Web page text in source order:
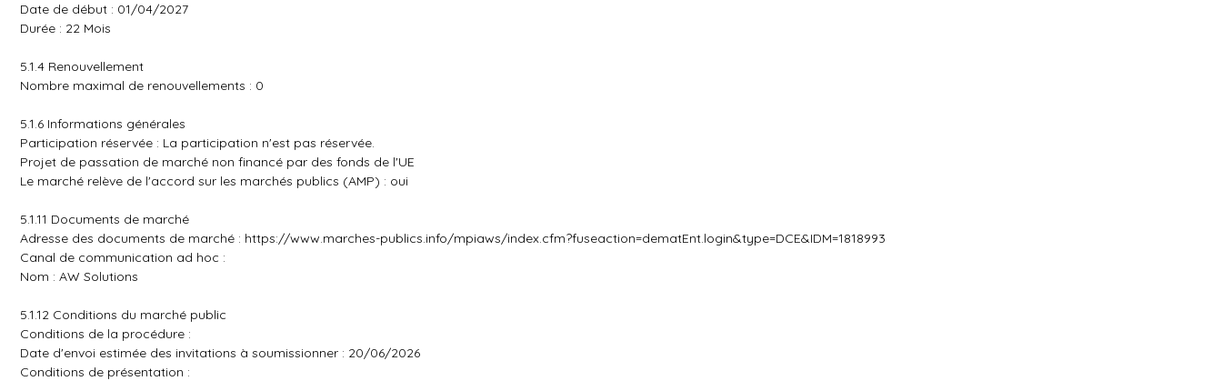
Date de début : 01/04/2027
Durée : 22 Mois
5.1.4 Renouvellement
Nombre maximal de renouvellements : 0
5.1.6 Informations générales
Participation réservée : La participation n'est pas réservée.
Projet de passation de marché non financé par des fonds de l'UE
Le marché relève de l'accord sur les marchés publics (AMP) : oui
5.1.11 Documents de marché
Adresse des documents de marché : https://www.marches-publics.info/mpiaws/index.cfm?fuseaction=dematEnt.login&type=DCE&IDM=1818993
Canal de communication ad hoc :
Nom : AW Solutions
5.1.12 Conditions du marché public
Conditions de la procédure :
Date d'envoi estimée des invitations à soumissionner : 20/06/2026
Conditions de présentation :